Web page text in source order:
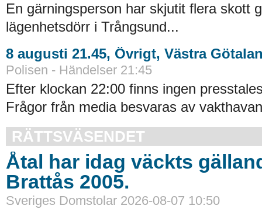
En gärningsperson har skjutit flera skott
lägenhetsdörr i Trångsund...
8 augusti 21.45, Övrigt, Västra
Polisen - Händelser 21:45
Efter klockan 22:00 finns ingen
Frågor från media besvaras av
RÄTTSVÄSENDET
Åtal har idag väckts
Brattås 2005.
Sveriges Domstolar 2026-08-07 10:50